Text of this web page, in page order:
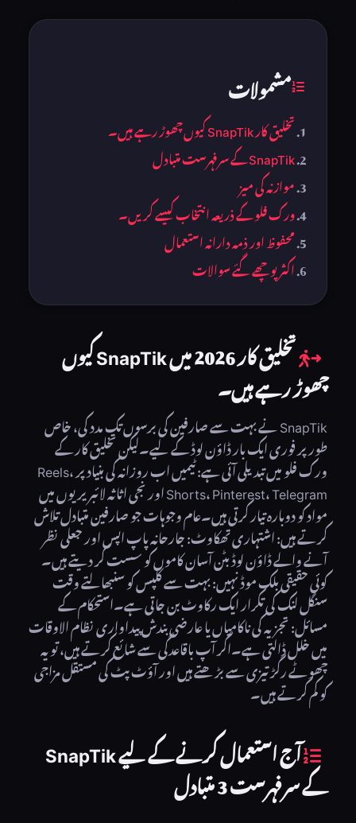
مشمولات
تخلیق کار SnapTik کیوں چھوڑ رہے ہیں۔
SnapTik کے سرفہرست متبادل
موازنہ کی میز
ورک فلو کے ذریعہ انتخاب کیسے کریں۔
محفوظ اور ذمہ دارانہ استعمال
اکثر پوچھے گئے سوالات
تخلیق کار 2026 میں SnapTik کیوں
چھوڑ رہے ہیں۔
SnapTik نے بہت سے صارفین کی برسوں تک مدد کی، خاص
طور پر فوری ایک بار ڈاؤن لوڈ کے لیے۔لیکن تخلیق کار کے
ورک فلو میں تبدیلی آئی ہے: ٹیمیں اب روزانہ کی بنیاد پر Reels،
Shorts، Pinterest، Telegram اور نجی اثاثہ لائبریریوں میں
مواد کو دوبارہ تیار کرتی ہیں۔عام وجوہات جو صارفین متبادل تلاش
کرتے ہیں: اشتہاری تھکاوٹ: جارحانہ پاپ اپس اور جعلی نظر
آنے والے ڈاؤن لوڈ بٹن آسان کاموں کو سست کر دیتے ہیں۔
کوئی حقیقی بلک موڈ نہیں: بہت سے کلپس کو سنبھالتے وقت
سنگل لنک کی تکرار ایک رکاوٹ بن جاتی ہے۔استحکام کے
مسائل: تجزیہ کی ناکامیاں یا عارضی بندش پیداواری نظام الاوقات
میں خلل ڈالتی ہے۔اگر آپ باقاعدگی سے شائع کرتے ہیں، تو یہ
چھوٹے رگڑ تیزی سے بڑھتے ہیں اور آؤٹ پٹ کی مستقل مزاجی
کو کم کرتے ہیں۔
آج استعمال کرنے کے لیے SnapTik
کے سرفہرست 3 متبادل